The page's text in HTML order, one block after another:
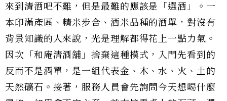
來到清酒吧不難，但是最難的應該是「選酒」。一
本印滿產區、精米步合、酒米品種的酒單，對沒有
背景知識的人來說，光是理解都得花上一點力氣。
因次「和庵清酒舖」捨棄這種模式，入門先看到的
反而不是酒單，是一組代表金、木、水、火、土的
天然礦石。接著，服務人員會先詢問今天想喝什麼